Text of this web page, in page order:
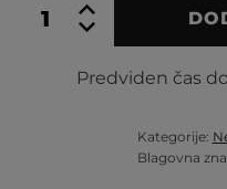
BUGSI
preživljanjePredviden čas
Kategorije:
Blagovna